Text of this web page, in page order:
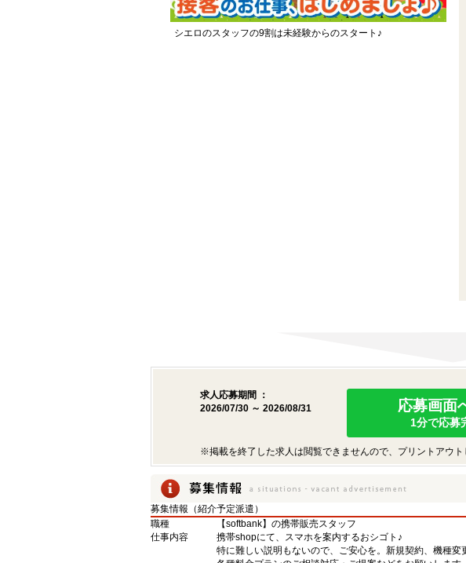
シエロのスタッフの9割は未経験からのスタート♪
求人応募期間 ：
2026/07/30 ～ 2026/08/31
応募画面
1分で応募
※掲載を終了した求人は閲覧できませんので、プリントアウト
募集情報（紹介予定派遣）
職種
【softbank】の携帯販売スタッフ
仕事内容
携帯shopにて、スマホを案内するおシゴト♪
特に難しい説明もないので、ご安心を。新規契約、機種変